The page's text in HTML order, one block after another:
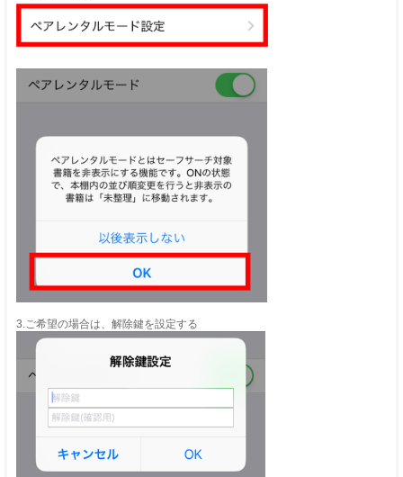
3.ご希望の場合は、解除鍵を設定する